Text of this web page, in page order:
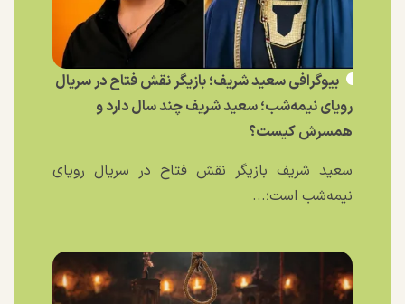
بیوگرافی سعید شریف؛ بازیگر نقش فتاح در سریال
رویای نیمه‌شب؛ سعید شریف چند سال دارد و
همسرش کیست؟
سعید شریف بازیگر نقش فتاح در سریال رویای
نیمه‌شب است؛...